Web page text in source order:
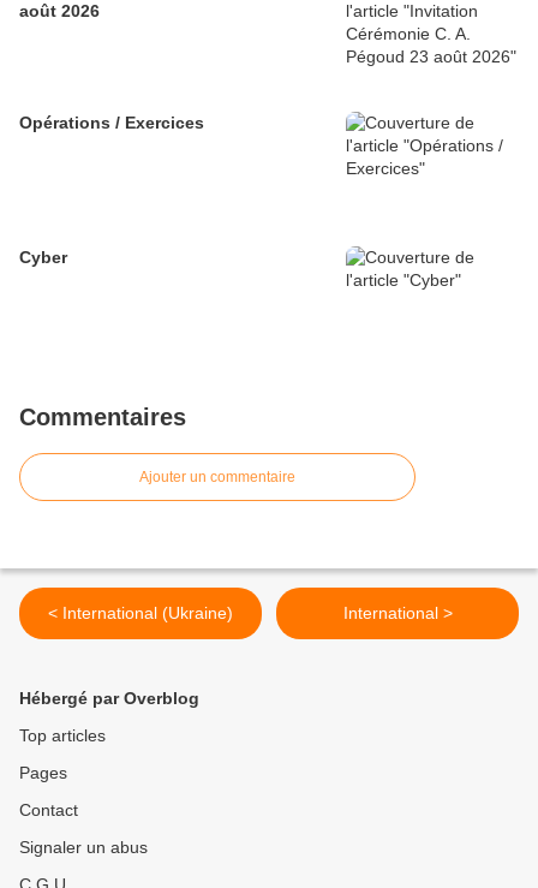
août 2026
Opérations / Exercices
Cyber
Commentaires
Ajouter un commentaire
< International (Ukraine) International >
Hébergé par Overblog
Top articles
Pages
Contact
Signaler un abus